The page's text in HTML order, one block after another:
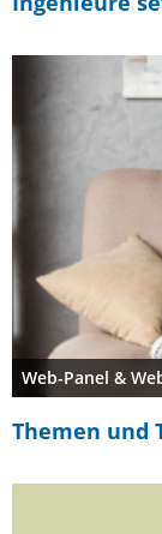
Web-Panel &
Themen und